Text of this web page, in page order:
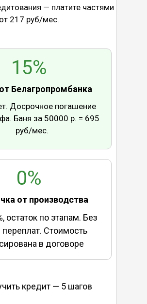
— платите частями
от 217 руб/мес.
Досрочное погашение
Баня за 50000 р. = 695
руб/мес.
Белагропромбанка
15%
от производства
остаток по этапам. Без
переплат. Стоимость
в договоре
0%
кредит — 5 шагов